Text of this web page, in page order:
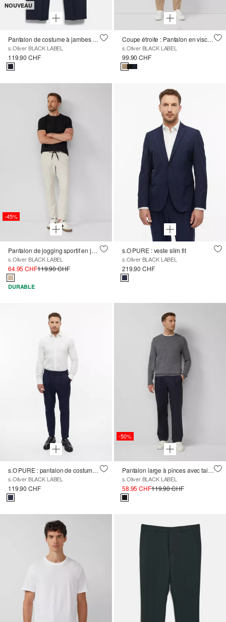
NOUVEAU
Pantalon de costume à jambes larges et taille élastiquée
s.Oliver BLACK LABEL
119.90 CHF
Coupe étroite : Pantalon en viscose
s.Oliver BLACK LABEL
99.90 CHF
-45%
Pantalon de jogging sportif en jersey extensible à poches cargo
s.Oliver BLACK LABEL
64.95 CHF119.90 CHF
DURABLE
s.O PURE : veste slim fit
s.Oliver BLACK LABEL
219.90 CHF
s.O PURE : pantalon de costume à coupe régulière avec plis
s.Oliver BLACK LABEL
119.90 CHF
-50%
Pantalon large à pinces avec taille élastique
s.Oliver BLACK LABEL
58.95 CHF119.90 CHF